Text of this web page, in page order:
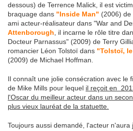
dessous) de Terrence Malick, il est
braquage dans "Inside Man" (2006) de
ami acteur-réalisateur dans "War and
Attenborough , il incarne le rôle titre
Docteur Parnassus" (2009) de Terry
romancier Léon Tolstoï dans "Tolstoï,
(2009) de Michael Hoffman.
Il connaît une jolie consécration avec le
de Mike Mills pour lequel il reçoit en
l'Oscar du meilleur acteur dans un
plus vieux lauréat de la statuette.
Toujours aussi demandé, l'acteur